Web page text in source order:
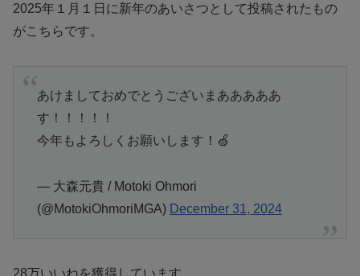
2025年１月１日に新年のあいさつとして投稿されたもの
がこちらです。
あけましておめでとうございまあああああ
す！！！！！
今年もよろしくお願いします！🍏
— 大森元貴 / Motoki Ohmori
(@MotokiOhmoriMGA) December 31, 2024
28万いいねを獲得しています。